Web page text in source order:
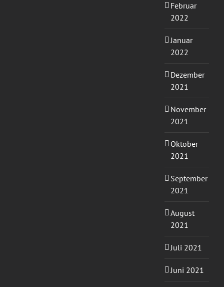
Februar
2022
Januar
2022
Dezember
2021
November
2021
Oktober
2021
September
2021
August
2021
Juli 2021
Juni 2021